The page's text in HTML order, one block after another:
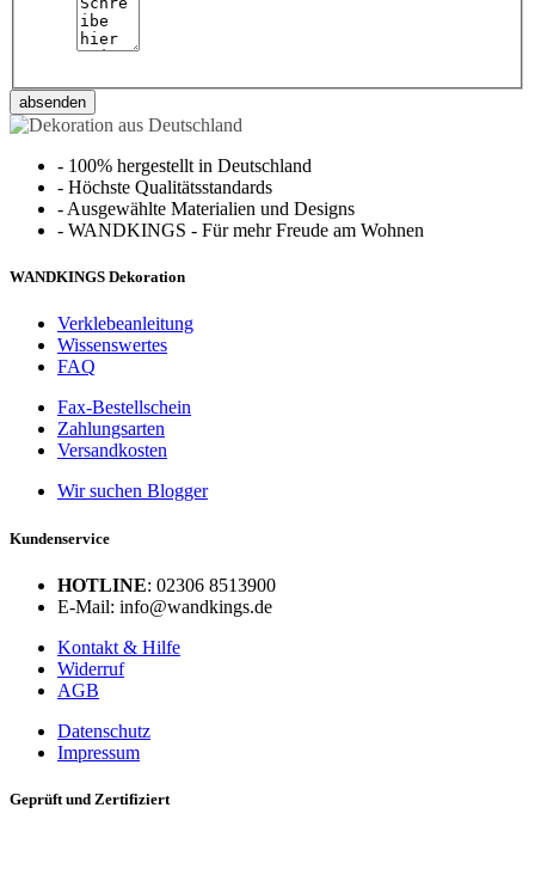
absenden
- 100% hergestellt in Deutschland
- Höchste Qualitätsstandards
- Ausgewählte Materialien und Designs
- WANDKINGS - Für mehr Freude am Wohnen
WANDKINGS Dekoration
Verklebeanleitung
Wissenswertes
FAQ
Fax-Bestellschein
Zahlungsarten
Versandkosten
Wir suchen Blogger
Kundenservice
HOTLINE: 02306 8513900
E-Mail: info@wandkings.de
Kontakt & Hilfe
Widerruf
AGB
Datenschutz
Impressum
Geprüft und Zertifiziert